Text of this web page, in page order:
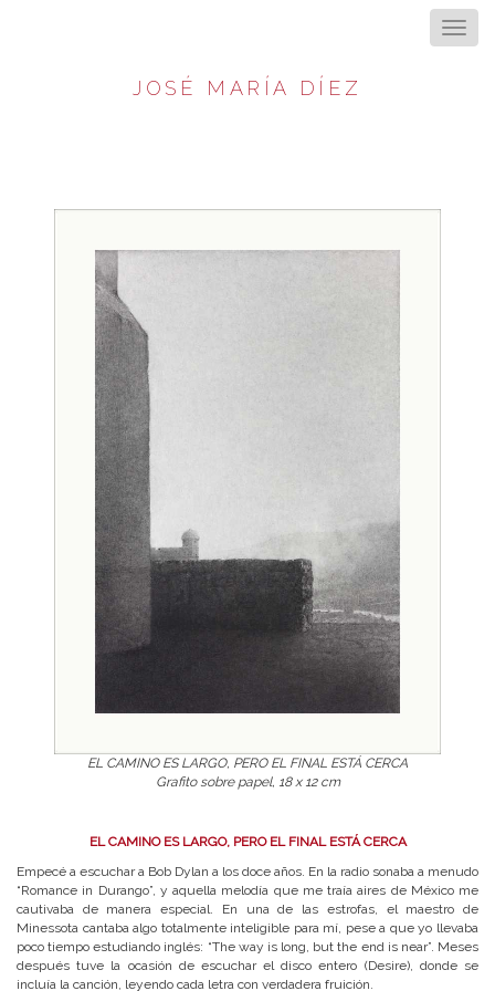
JOSÉ MARÍA DÍEZ
EL CAMINO ES LARGO, PERO EL FINAL ESTÁ CERCA
Grafito sobre papel, 18 x 12 cm
EL CAMINO ES LARGO, PERO EL FINAL ESTÁ CERCA
Empecé a escuchar a Bob Dylan a los doce años. En la radio sonaba a menudo
“Romance in Durango”, y aquella melodía que me traía aires de México me
cautivaba de manera especial. En una de las estrofas, el maestro de
Minessota cantaba algo totalmente inteligible para mí, pese a que yo llevaba
poco tiempo estudiando inglés: “The way is long, but the end is near”. Meses
después tuve la ocasión de escuchar el disco entero (Desire), donde se
incluía la canción, leyendo cada letra con verdadera fruición.